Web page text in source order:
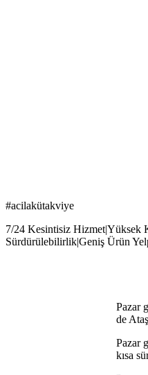
#acilakütakviye
7/24 Kesintisiz Hizmet|Yüksek
Sürdürülebilirlik|Geniş Ürün
Pazar
de
Pazar
kısa